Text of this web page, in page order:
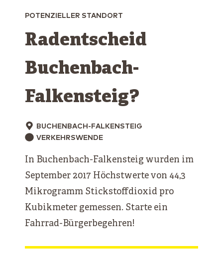
POTENZIELLER STANDORT
Radentscheid
Buchenbach-
Falkensteig?
BUCHENBACH-FALKENSTEIG
VERKEHRSWENDE
In Buchenbach-Falkensteig wurden im
September 2017 Höchstwerte von 44,3
Mikrogramm Stickstoffdioxid pro
Kubikmeter gemessen. Starte ein
Fahrrad-Bürgerbegehren!